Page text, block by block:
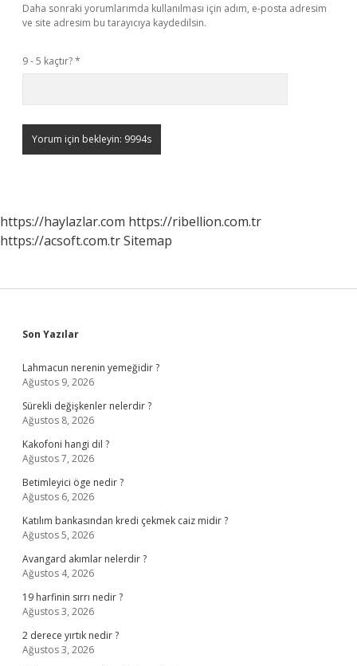
Daha sonraki yorumlarımda kullanılması için adım, e-posta adresim
ve site adresim bu tarayıcıya kaydedilsin.
9 - 5 kaçtır?*
https://haylazlar.com https://ribellion.com.tr
https://acsoft.com.trSitemap
Sidebar
Son Yazılar
Lahmacun nerenin yemeğidir ?
Ağustos 9, 2026
Sürekli değişkenler nelerdir ?
Ağustos 8, 2026
Kakofoni hangi dil ?
Ağustos 7, 2026
Betimleyici öge nedir ?
Ağustos 6, 2026
Katılım bankasından kredi çekmek caiz midir ?
Ağustos 5, 2026
Avangard akımlar nelerdir ?
Ağustos 4, 2026
19 harfinin sırrı nedir ?
Ağustos 3, 2026
2 derece yırtık nedir ?
Ağustos 3, 2026